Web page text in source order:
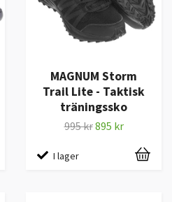
MAGNUM Storm
Trail Lite - Taktisk
träningssko
995 kr895 kr
I lager